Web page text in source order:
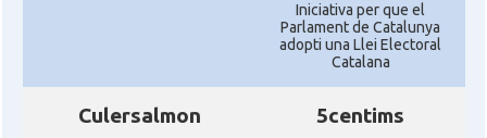
Iniciativa per que el
Parlament de Catalunya
adopti una Llei Electoral
Catalana
Culersalmon 5centims